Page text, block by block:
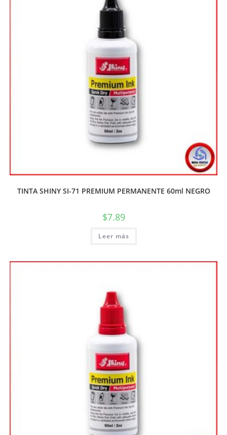
TINTA SHINY SI-71 PREMIUM PERMANENTE 60ml NEGRO
$7.89
Leer más